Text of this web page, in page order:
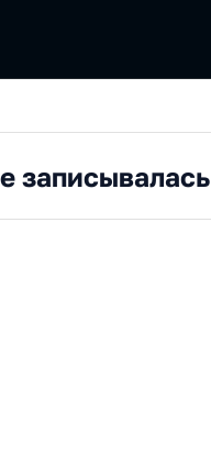
записывалась